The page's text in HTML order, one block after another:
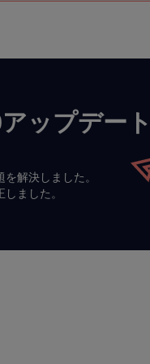
ップデー
解決しました。
ました。